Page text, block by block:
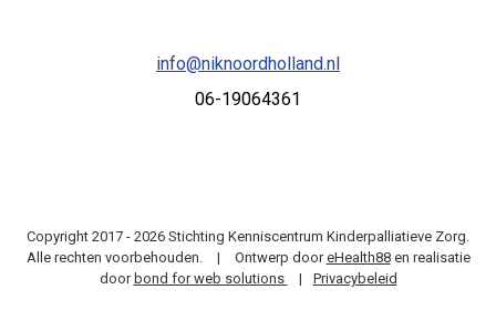
info@niknoordholland.nl
06-19064361
Copyright 2017 - 2026 Stichting Kenniscentrum Kinderpalliatieve Zorg.
Alle rechten voorbehouden.
| Ontwerp dooreHealth88en realisatie
door bond for web solutions | Privacybeleid